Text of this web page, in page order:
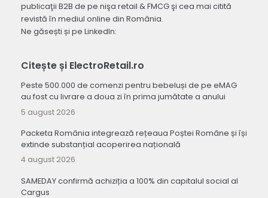
publicaţii B2B de pe nişa retail & FMCG şi cea mai citită
revistă în mediul online din România.
Ne găsești și pe LinkedIn:
Citește și ElectroRetail.ro
Peste 500.000 de comenzi pentru bebeluși de pe eMAG
au fost cu livrare a doua zi în prima jumătate a anului
5 august 2026
Packeta România integrează rețeaua Poștei Române și își
extinde substanțial acoperirea națională
4 august 2026
SAMEDAY confirmă achiziția a 100% din capitalul social al
Cargus